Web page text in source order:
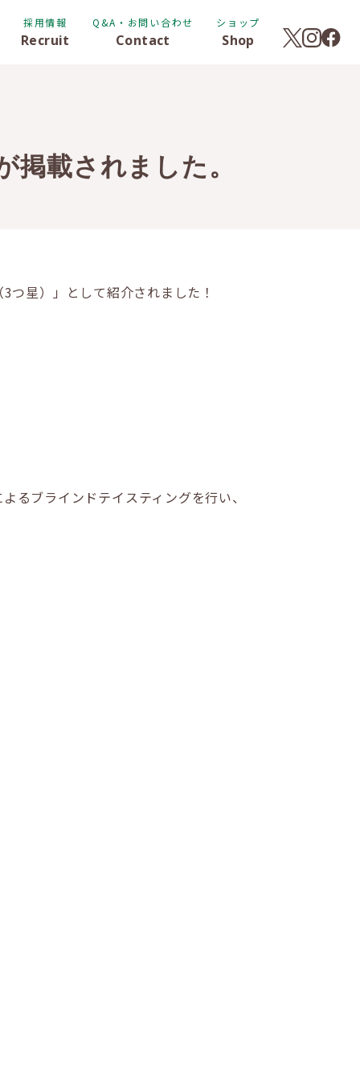
採用情報
Recruit
Q&A・お問い合わせ
Contact
ショップ
Shop
掲載されました。
星）」として紹介されました！
るブラインドテイスティングを行い、